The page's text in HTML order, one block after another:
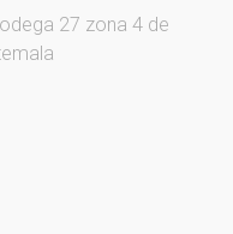
27 zona 4 de